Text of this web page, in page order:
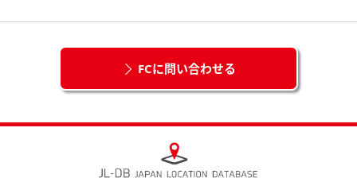
FCに問い合わせる